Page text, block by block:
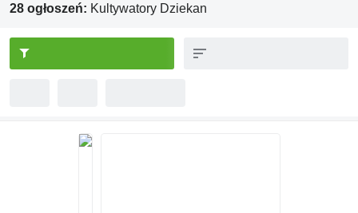
28 ogłoszeń: Kultywatory Dziekan